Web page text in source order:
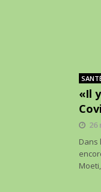
«Il
26
Dans